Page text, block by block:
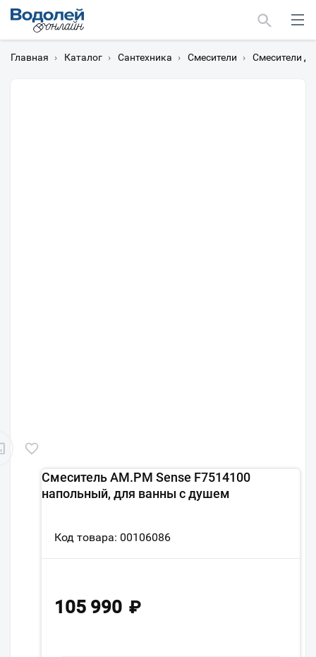
Главная › Каталог › Сантехника › Смесители › Смесители
Смеситель AM.PM Sense F7514100
напольный, для ванны с душем
Код товара: 00106086
105 990 ₽